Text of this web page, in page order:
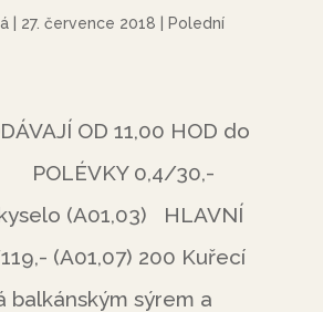
| 27. července 2018 Polední
OD 11,00 HOD do
POLÉVKY 0,4/30,-
(A01,03) HLAVNÍ
(A01,07) 200 Kuřecí
balkánským sýrem a